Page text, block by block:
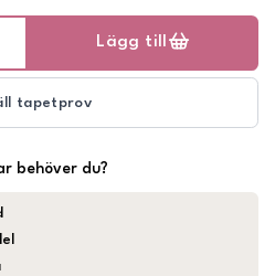
Lägg till
tapetprov
behöver du?